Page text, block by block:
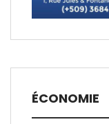
ÉCONOMIE